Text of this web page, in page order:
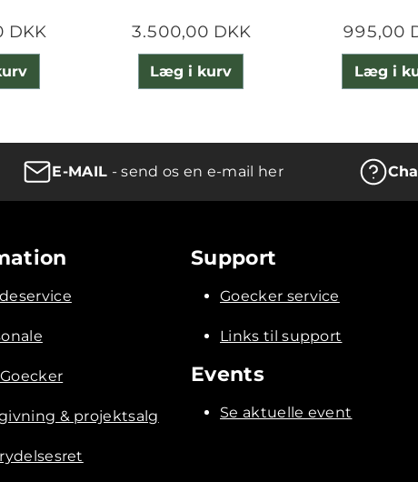
DKK 3.500,00 DKK
Læg i kurv
995,00
Læg i
E-MAIL - send os en e-mail her
& projektsalg
Support
Goecker service
Links til support
Events
Se aktuelle event